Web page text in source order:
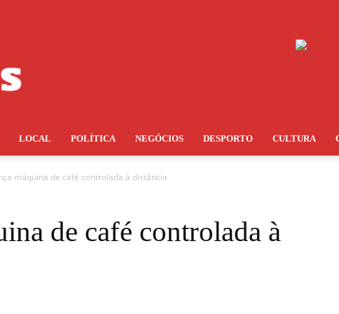
LOCAL POLÍTICA NEGÓCIOS DESPORTO CULTURA
máquina de café controlada à distância
de café controlada à